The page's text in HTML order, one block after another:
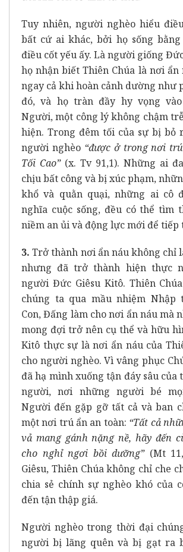
Tuy nhiên, người nghèo hiểu
bất cứ ai khác, bởi họ sống
điều cốt yếu ấy. Là người giống
họ nhận biết Thiên Chúa là nơi ẩn
ngay cả khi hoàn cảnh dường như
đó, và họ tràn đầy hy vọng
Người, một công lý không chậm
hiện. Trong đêm tối của sự bị bỏ
người nghèo “được ở trong nơi
Tối Cao”(x. Tv 91,1). Những ai
chịu bất công và bị xúc phạm,
khổ và quằn quại, những ai cô
nghĩa cuộc sống, đều có thể tìm
niềm an ủi và động lực mới để tiếp
3. Trở thành nơi ẩn náu không chỉ
nhưng đã trở thành hiện thực
người Đức Giêsu Kitô. Thiên
chúng ta qua mầu nhiệm Nhập
Con, Đấng làm cho nơi ẩn náu mà
mong đợi trở nên cụ thể và hữu
Kitô thực sự là nơi ẩn náu của
cho người nghèo. Vì vâng phục
đã hạ mình xuống tận đáy sâu của
người, nơi những người bé
Người đến gặp gỡ tất cả và ban
một nơi trú ẩn an toàn: “Tất cả
vả mang gánh nặng nề, hãy đến
cho nghỉ ngơi bồi dưỡng”(Mt
Giêsu, Thiên Chúa không chỉ che
chia sẻ chính sự nghèo khó của
đến tận thập giá.
Người nghèo trong thời đại
người bị lãng quên và bị gạt ra